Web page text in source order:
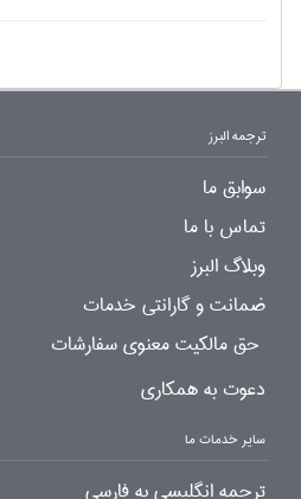
ترجمه البرز
سوابق ما
تماس با ما
وبلاگ البرز
ضمانت و گارانتی خدمات
حق مالکیت معنوی سفارشات
دعوت به همکاری
سایر خدمات ما
ترجمه انگلیسی به فارسی